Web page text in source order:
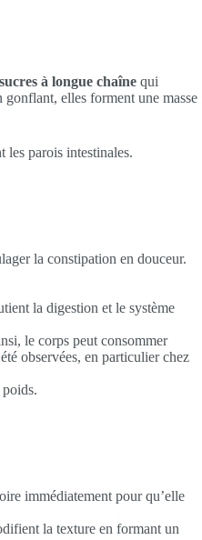
à longue chaîne qui
gonflant, elles forment une masse
les parois intestinales.
la constipation en douceur.
la digestion et le système
le corps peut consommer
observées, en particulier chez
immédiatement pour qu’elle
la texture en formant un